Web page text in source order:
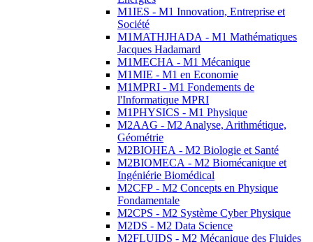
M1IES - M1 Innovation, Entreprise et
Société
M1MATHJHADA - M1 Mathématiques
Jacques Hadamard
M1MECHA - M1 Mécanique
M1MIE - M1 en Economie
M1MPRI - M1 Fondements de
l'Informatique MPRI
M1PHYSICS - M1 Physique
M2AAG - M2 Analyse, Arithmétique,
Géométrie
M2BIOHEA - M2 Biologie et Santé
M2BIOMECA - M2 Biomécanique et
Ingéniérie Biomédical
M2CFP - M2 Concepts en Physique
Fondamentale
M2CPS - M2 Système Cyber Physique
M2DS - M2 Data Science
M2FLUIDS - M2 Mécanique des Fluides